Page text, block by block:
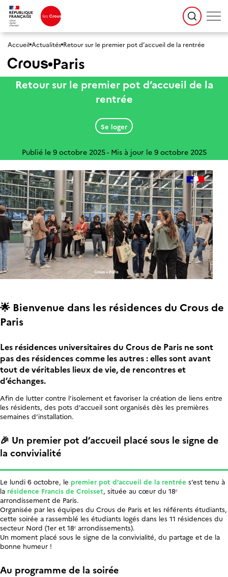
Accueil Actualités Retour sur le premier pot d’accueil de la rentrée
Paris
Retour sur le premier pot d’accueil de la
rentrée
Se loger
Publié le 9 octobre 2025 Mis à jour le 9 octobre 2025
🌟 Bienvenue dans les résidences du Crous de
Paris
Les résidences universitaires du Crous de Paris ne sont
pas des résidences comme les autres : elles sont avant
tout de véritables lieux de vie, de rencontres et
d’échanges.
Afin de lutter contre l’isolement et favoriser la création de liens entre
les résidents, des pots d’accueil sont organisés dès les premières
semaines d’installation.
🎉 Un premier pot d’accueil placé sous le signe de
la convivialité
Le lundi 6 octobre, le premier pot d’accueil de la rentrée s’est tenu à
la résidence Francis de Croisset, située au cœur du 18ᵉ
arrondissement de Paris.
Organisée par les équipes du Crous de Paris et les référents étudiants,
cette soirée a rassemblé les étudiants logés dans les 11 résidences du
secteur Nord (1er et 18ᵉ arrondissements).
Un moment placé sous le signe de la convivialité, du partage et de la
bonne humeur !
Au programme de la soirée